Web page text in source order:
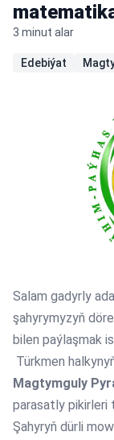
3 minut alar
Edebiýat
Salam gadyrly
şahyrymyzyň
bilen paýlaşmak
Türkmen
Magtymguly
parasatly pikirleri
Şahyryň dürli